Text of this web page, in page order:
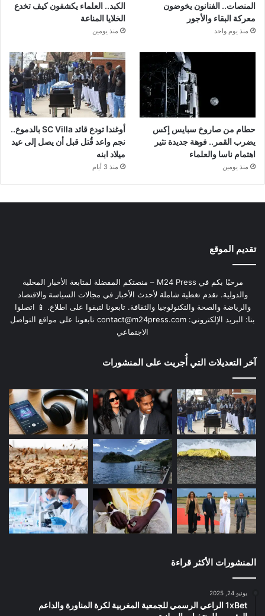
المنصات.. الفنانون يخوضون
معركة البقاء والأجور
منذ يوم واحد
الكبد.. العلماء يكشفون كيف تخدع
الخلايا المناعة
منذ يومين
حطام من صاروخ سبايس إكس
يضرب القمر.. فوهة جديدة تثير
اهتمام ناسا والعلماء
منذ يومين
أوغندا تودع قائد SC Villa بالدموع..
نجم واعد قُتل قبل أن يصل إلى عيد
ميلاد ابنه
منذ 3 أيام
تقديم الموقع
مرحبًا بكم في M24 Press – منصتكم المفضلة لمتابعة الأخبار المحلية
والدولية. نقدم تغطية شاملة لأحدث الأخبار في مجالات السياسة والاقتصاد
والرياضة والصحة والتكنولوجيا والثقافة. تابعونا لتبقوا على اطلاع. 📱 اتصلوا
بنا: البريد الإلكتروني: contact@m24press.com تابعونا على مواقع التواصل
الاجتماعي
آخر التعديلات التي أُجريت على المنشورات
المنشورات الأكثر قراءة
يونيو 24, 2025
1xBet الراعي الرسمي للجمعية المغربية لكرة المناورة والداعم